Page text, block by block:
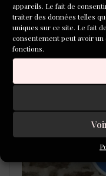
appareils. Le fait de
traiter des données telles
uniques sur ce site. Le fait
consentement peut avoir
fonctions.
« Quelque part
public de